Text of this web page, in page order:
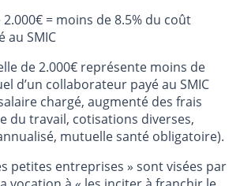
= moins de 8.5% du coût
au SMIC
de 2.000€ représente moins de
d’un collaborateur payé au SMIC
chargé, augmenté des frais
du travail, cotisations diverses,
mutuelle santé obligatoire).
petites entreprises » sont visées par